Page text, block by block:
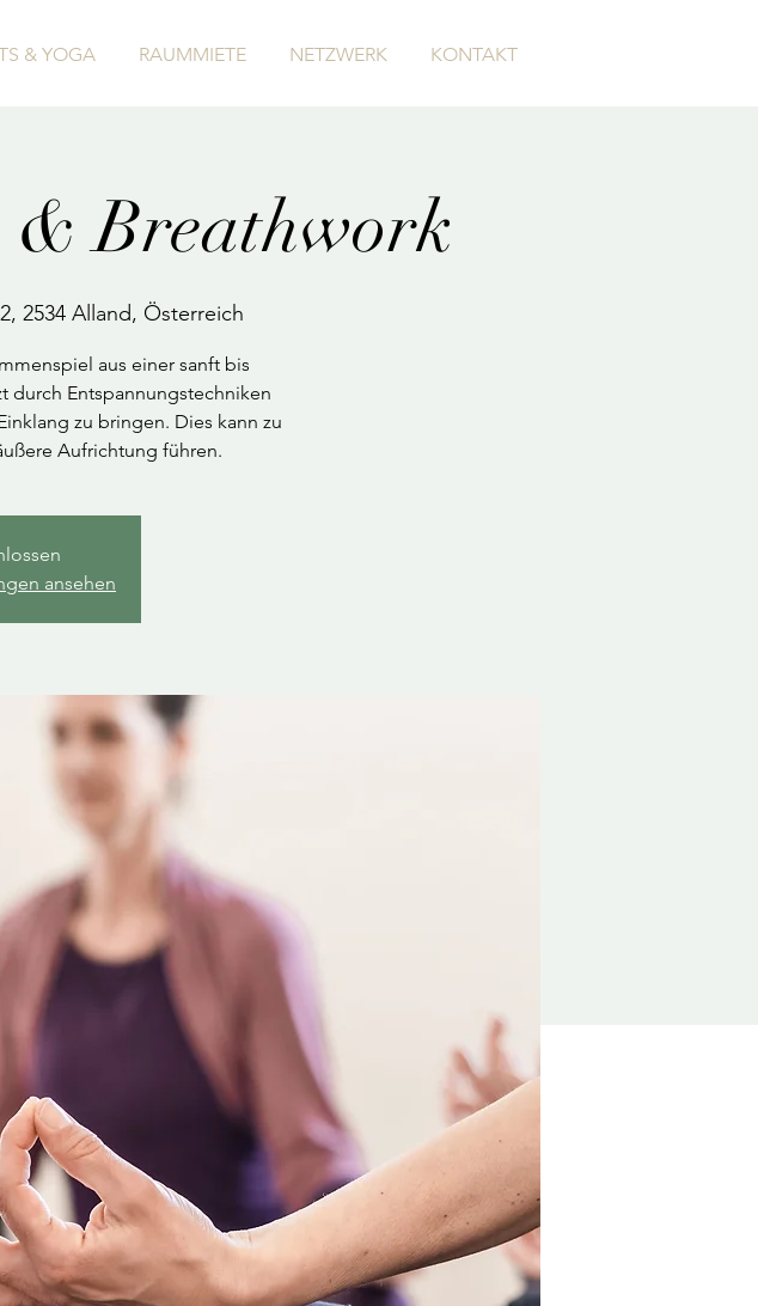
& YOGA RAUMMIETE NETZWERK KONTAKT
Breathwork
2534 Alland, Österreich
aus einer sanft bis
durch Entspannungstechniken
zu bringen. Dies kann zu
Aufrichtung führen.
ansehen